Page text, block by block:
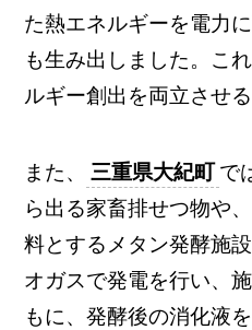
た熱エネルギーを電力
も生み出しました。こ
ルギー創出を両立させ
また、 三重県大紀町 で
ら出る家畜排せつ物や
料とするメタン発酵施
オガスで発電を行い、
もに、発酵後の消化液